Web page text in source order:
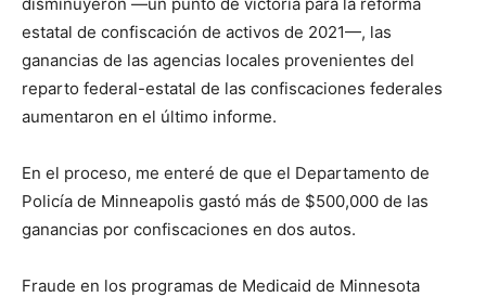
estatal de confiscación de activos de 2021—, las
ganancias de las agencias locales provenientes del
reparto federal-estatal de las confiscaciones federales
aumentaron en el último informe.
En el proceso, me enteré de que el Departamento de
Policía de Minneapolis gastó más de $500,000 de las
ganancias por confiscaciones en dos autos.
Fraude en los programas de Medicaid de Minnesota